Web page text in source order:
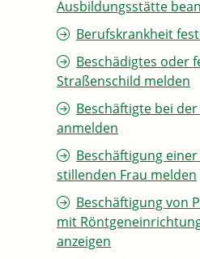
Ausbildungsstätte
Berufskrankheit
Beschädigtes oder
Straßenschild melden
Beschäftigte bei
anmelden
Beschäftigung
stillenden Frau melden
Beschäftigung von
mit
anzeigen